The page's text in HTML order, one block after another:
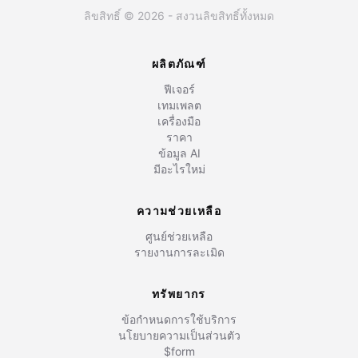
ลิขสิทธิ์ © 2026 - สงวนลิขสิทธิ์ทั้งหมด
ผลิตภัณฑ์
ฟีเจอร์
เทมเพลต
เครื่องมือ
ราคา
ข้อมูล AI
มีอะไรใหม่
ความช่วยเหลือ
ศูนย์ช่วยเหลือ
รายงานการละเมิด
ทรัพยากร
ข้อกำหนดการใช้บริการ
นโยบายความเป็นส่วนตัว
$form